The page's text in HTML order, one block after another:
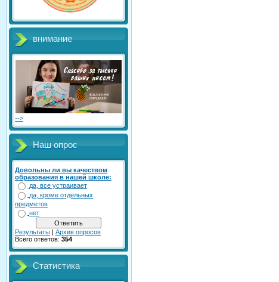
внимание
-->
Наш опрос
Довольны ли вы качеством
образования в нашей школе:
да, все устраивает
да, кроме отдельных
предметов
нет
Результаты | Архив опросов
Всего ответов: 354
Статистика